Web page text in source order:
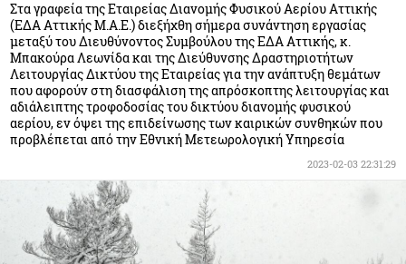
Στα γραφεία της Εταιρείας Διανομής Φυσικού Αερίου Αττικής
(ΕΔΑ Αττικής Μ.Α.Ε.) διεξήχθη σήμερα συνάντηση εργασίας
μεταξύ του Διευθύνοντος Συμβούλου της ΕΔΑ Αττικής, κ.
Μπακούρα Λεωνίδα και της Διεύθυνσης Δραστηριοτήτων
Λειτουργίας Δικτύου της Εταιρείας για την ανάπτυξη θεμάτων
που αφορούν στη διασφάλιση της απρόσκοπτης λειτουργίας και
αδιάλειπτης τροφοδοσίας του δικτύου διανομής φυσικού
αερίου, εν όψει της επιδείνωσης των καιρικών συνθηκών που
προβλέπεται από την Εθνική Μετεωρολογική Υπηρεσία
2023-02-03 22:31:29